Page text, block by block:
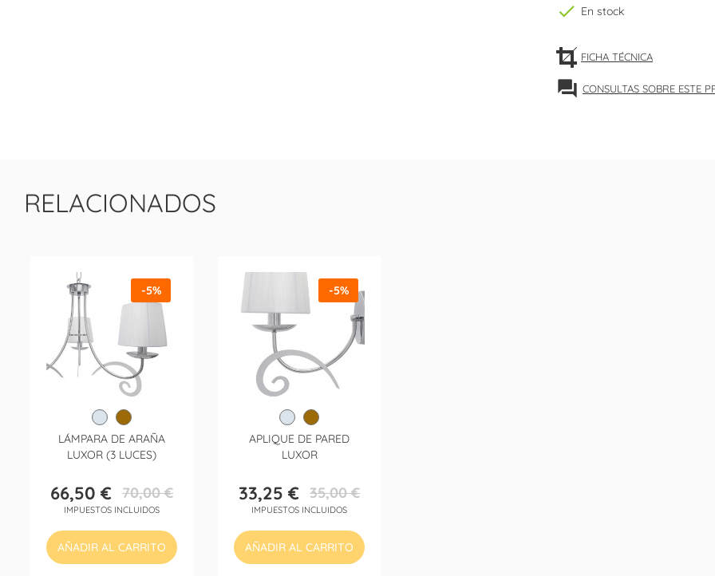
check En stock
FICHA TÉCNICA
forum CONSULTAS SOBRE ESTE
RELACIONADOS
LÁMPARA DE ARAÑA
LUXOR (3 LUCES)
Precio
66,50 €Precio
base
70,00 €
IMPUESTOS INCLUIDOS
-5%
AÑADIR AL CARRITO
APLIQUE DE PARED
LUXOR
Precio
33,25 €Precio
base
35,00 €
IMPUESTOS INCLUIDOS
-5%
AÑADIR AL CARRITO